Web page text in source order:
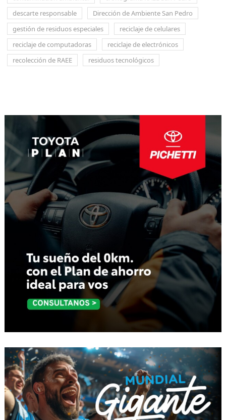
descarte responsable
Dirección de Ambiente San Pedro
gestión de residuos especiales
reciclaje de celulares
reciclaje de computadoras
reciclaje de electrónicos
recolección de RAEE
residuos tecnológicos
entradas